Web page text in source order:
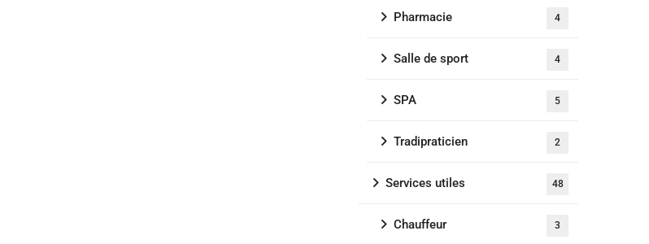
Pharmacie 4
Salle de sport 4
SPA 5
Tradipraticien 2
Services utiles 48
Chauffeur 3